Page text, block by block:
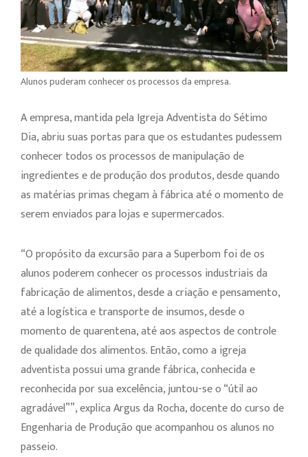
Alunos puderam conhecer os processos da empresa.
A empresa, mantida pela Igreja Adventista do Sétimo
Dia, abriu suas portas para que os estudantes pudessem
conhecer todos os processos de manipulação de
ingredientes e de produção dos produtos, desde quando
as matérias primas chegam à fábrica até o momento de
serem enviados para lojas e supermercados.
“O propósito da excursão para a Superbom foi de os
alunos poderem conhecer os processos industriais da
fabricação de alimentos, desde a criação e pensamento,
até a logística e transporte de insumos, desde o
momento de quarentena, até aos aspectos de controle
de qualidade dos alimentos. Então, como a igreja
adventista possui uma grande fábrica, conhecida e
reconhecida por sua excelência, juntou-se o “útil ao
agradável””, explica Argus da Rocha, docente do curso de
Engenharia de Produção que acompanhou os alunos no
passeio.